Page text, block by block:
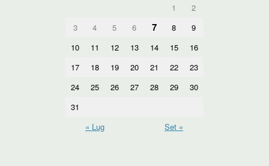
1
2
3
4 5 6 7 8
9
10
11 12 13 14 15
16
17
18 19 20 21 22
23
24
25 26 27 28 29
30
31
« Lug
Set »